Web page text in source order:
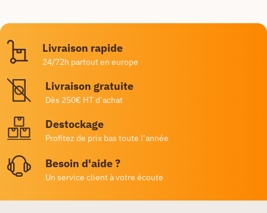
Livraison rapide
24/72h partout en europe
Livraison gratuite
Dès 250€ HT d’achat
Destockage
Profitez de prix bas toute l’année
Besoin d'aide ?
Un service client à votre écoute